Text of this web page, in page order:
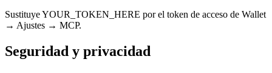
Sustituye YOUR_TOKEN_HERE por el token de acceso de Wallet
→ Ajustes → MCP.
Seguridad y privacidad